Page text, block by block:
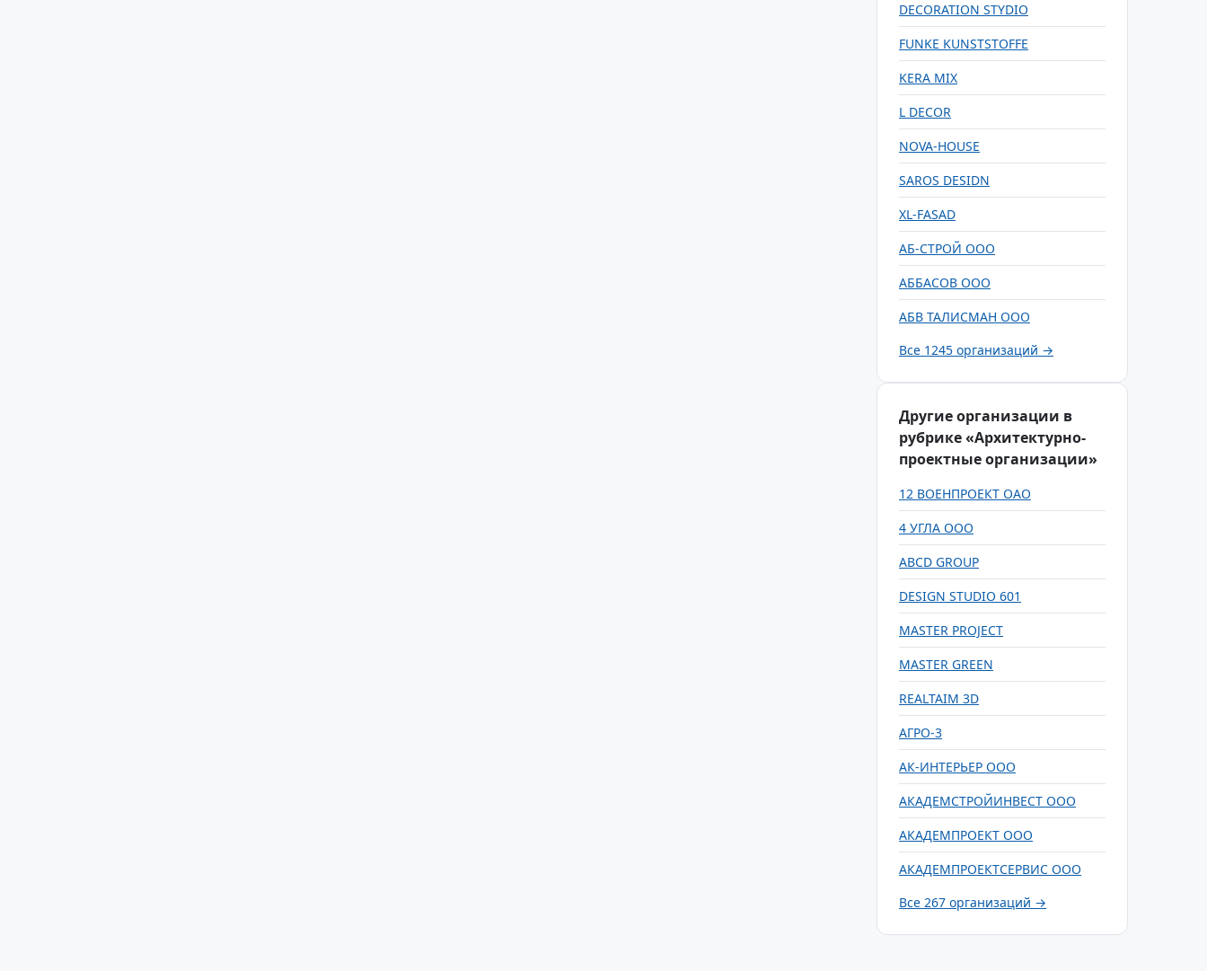
DECORATION STYDIO
FUNKE KUNSTSTOFFE
KERA MIX
L DECOR
NOVA-HOUSE
SAROS DESIDN
XL-FASAD
АБ-СТРОЙ ООО
АББАСОВ ООО
АБВ ТАЛИСМАН ООО
Все 1245 организаций →
Другие организации в
рубрике «Архитектурно-
проектные организации»
12 ВОЕНПРОЕКТ ОАО
4 УГЛА ООО
ABCD GROUP
DESIGN STUDIO 601
MASTER PROJECT
MASTER GREEN
REALTAIM 3D
АГРО-3
АК-ИНТЕРЬЕР ООО
АКАДЕМСТРОЙИНВЕСТ ООО
АКАДЕМПРОЕКТ ООО
АКАДЕМПРОЕКТСЕРВИС ООО
Все 267 организаций →